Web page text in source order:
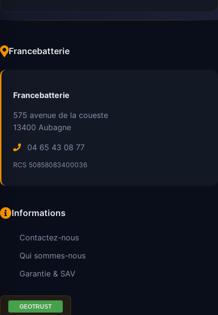
Francebatterie
Francebatterie
575 avenue de la coueste
13400 Aubagne
04 65 43 08 77
RCS 50858083400036
Informations
Contactez-nous
Qui sommes-nous
Garantie & SAV